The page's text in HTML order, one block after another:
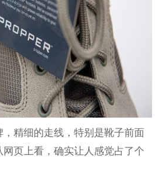
精细的走线，特别是靴子前面
页上看，确实让人感觉占了个